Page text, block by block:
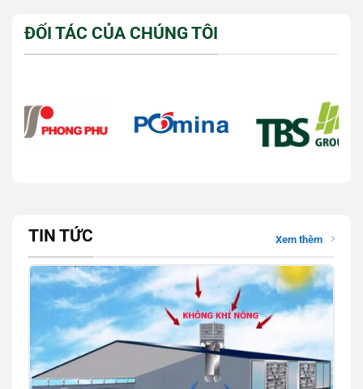
ĐỐI TÁC CỦA CHÚNG TÔI
TIN TỨC Xem thêm